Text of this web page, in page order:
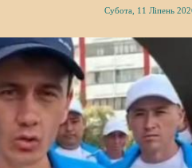
Субота, 11 Ліпень